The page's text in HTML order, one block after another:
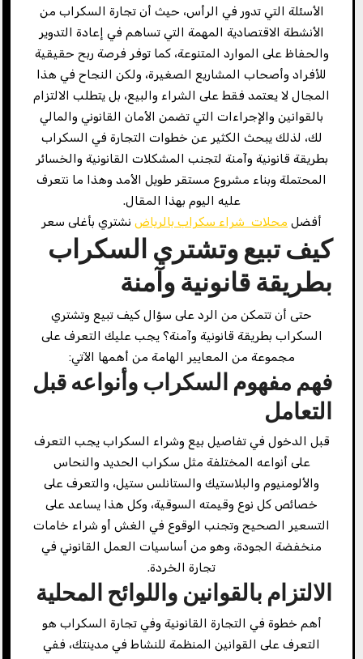
الأسئلة التي تدور في الرأس، حيث أن تجارة السكراب من
الأنشطة الاقتصادية المهمة التي تساهم في إعادة التدوير
والحفاظ على الموارد المتنوعة، كما توفر فرصة ربح حقيقية
للأفراد وأصحاب المشاريع الصغيرة، ولكن النجاح في هذا
المجال لا يعتمد فقط على الشراء والبيع، بل يتطلب الالتزام
بالقوانين والإجراءات التي تضمن الأمان القانوني والمالي
لك، لذلك يبحث الكثير عن خطوات التجارة في السكراب
بطريقة قانونية وآمنة لتجنب المشكلات القانونية والخسائر
المحتملة وبناء مشروع مستقر طويل الأمد وهذا ما نتعرف
عليه اليوم بهذا المقال.
أفضل محلات شراء سكراب بالرياض نشتري بأغلى سعر
كيف تبيع وتشتري السكراب
بطريقة قانونية وآمنة
حتى أن تتمكن من الرد على سؤال كيف تبيع وتشتري
السكراب بطريقة قانونية وآمنة؟ يجب عليك التعرف على
مجموعة من المعايير الهامة من أهمها الآتي:
فهم مفهوم السكراب وأنواعه قبل
التعامل
قبل الدخول في تفاصيل بيع وشراء السكراب يجب التعرف
على أنواعه المختلفة مثل سكراب الحديد والنحاس
والألومنيوم والبلاستيك والستانلس ستيل، والتعرف على
خصائص كل نوع وقيمته السوقية، وكل هذا يساعد على
التسعير الصحيح وتجنب الوقوع في الغش أو شراء خامات
منخفضة الجودة، وهو من أساسيات العمل القانوني في
تجارة الخردة.
الالتزام بالقوانين واللوائح المحلية
أهم خطوة في التجارة القانونية وفي تجارة السكراب هو
التعرف على القوانين المنظمة للنشاط في مدينتك، ففي